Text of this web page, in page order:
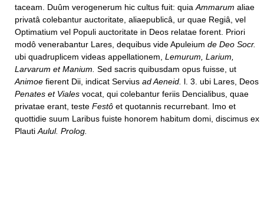
taceam. Duûm verogenerum hic cultus fuit: quia Ammarum aliae
privatâ colebantur auctoritate, aliaepublicâ, ur quae Regiâ, vel
Optimatium vel Populi auctoritate in Deos relatae forent. Priori
modô venerabantur Lares, dequibus vide Apuleium de Deo Socr.
ubi quadruplicem videas appellationem, Lemurum, Larium,
Larvarum et Manium. Sed sacris quibusdam opus fuisse, ut
Animoe fierent Dii, indicat Servius ad Aeneid. l. 3. ubi Lares, Deos
Penates et Viales vocat, qui colebantur feriis Dencialibus, quae
privatae erant, teste Festô et quotannis recurrebant. Imo et
quottidie suum Laribus fuiste honorem habitum domi, discimus ex
Plauti Aulul. Prolog.